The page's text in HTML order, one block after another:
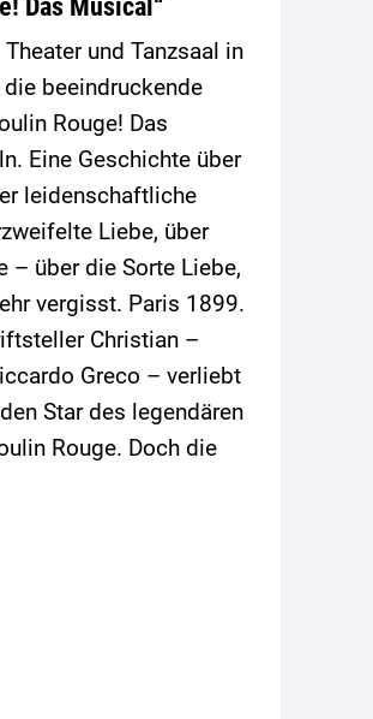
Das Musical“
und Tanzsaal in
beeindruckende
Rouge! Das
Eine Geschichte über
leidenschaftliche
Liebe, über
– über die Sorte Liebe,
vergisst. Paris 1899.
Christian –
Greco – verliebt
Star des legendären
Rouge. Doch die